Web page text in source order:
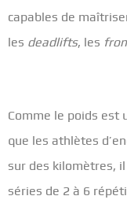
capables de
les deadlifts, les
Comme le poids est
que les athlètes
sur des kilomètres,
séries de 2 à 6